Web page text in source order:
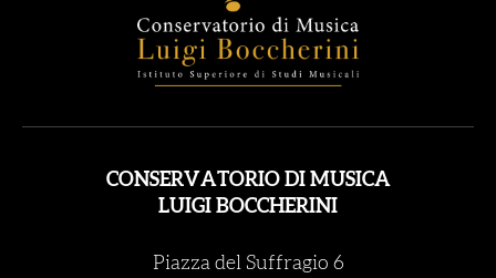
CONSERVATORIO DI MUSICA
LUIGI BOCCHERINI
Piazza del Suffragio 6